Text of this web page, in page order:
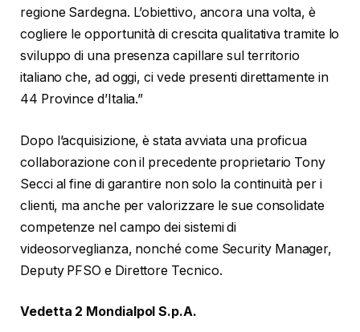
regione Sardegna. L’obiettivo, ancora una volta, è
cogliere le opportunità di crescita qualitativa tramite lo
sviluppo di una presenza capillare sul territorio
italiano che, ad oggi, ci vede presenti direttamente in
44 Province d’Italia.”
Dopo l’acquisizione, è stata avviata una proficua
collaborazione con il precedente proprietario Tony
Secci al fine di garantire non solo la continuità per i
clienti, ma anche per valorizzare le sue consolidate
competenze nel campo dei sistemi di
videosorveglianza, nonché come Security Manager,
Deputy PFSO e Direttore Tecnico.
Vedetta 2 Mondialpol S.p.A.